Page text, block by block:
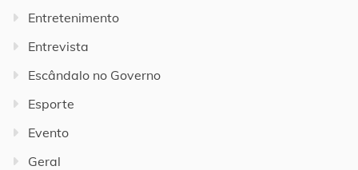
Entretenimento
Entrevista
Escândalo no Governo
Esporte
Evento
Geral